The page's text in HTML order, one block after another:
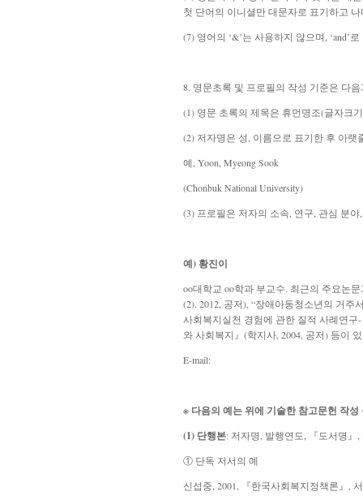
첫 단어의 이니셜만 대문자로 표기하고
(7) 영어의 ‘&’는 사용하지 않으며, ‘and’
8. 영문초록 및 프로필의 작성 기준은 다음
(1) 영문 초록의 제목은 휴먼명조(글자크
(2) 저자명은 성, 이름으로 표기한 후 아랫
예, Yoon, Myeong Sook
(Chonbuk National University)
(3) 프로필은 저자의 소속, 연구, 관심 분
예) 황진이
oo대학교 oo학과 부교수. 최근의 주요논
(2). 2012, 공저), “장애아동청소년의 거주
사회복지실천 경험에 관한 질적 사례연
와 사회복지』(학지사, 2004, 공저) 등이
E-mail:
※ 다음의 예는 위에 기술한 참고문헌 작성
(1) 단행본: 저자명, 발행연도, 『도서명』
① 단독 저서의 예
신섭중, 2001, 『한국사회복지정책론』,